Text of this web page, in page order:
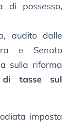
di possesso,
audito dalle
e Senato
sulla riforma
di tasse sul
imposta